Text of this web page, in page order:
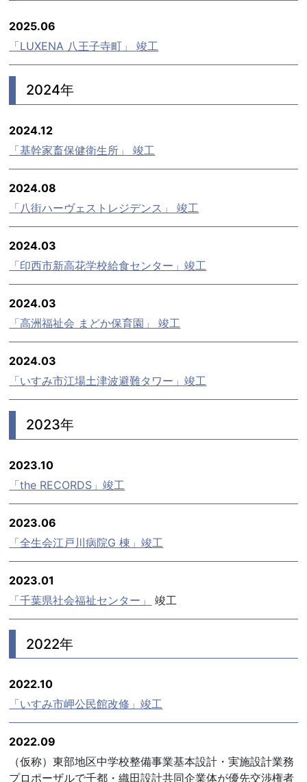
2025.06
「LUXENA 八王子寺町」 竣工
2024年
2024.12
「基幹家畜保健衛生所」 竣工
2024.08
「八街ハーヴェストレジデンス」 竣工
2024.03
「印西市新高花学校給食センター」竣工
2024.03
「高洲福祉会 まどか保育園」 竣工
2024.03
「いすみ市江場土津波避難タワー」竣工
2023年
2023.10
「the RECORDS」竣工
2023.06
「全生会江戸川病院G 棟」竣工
2023.01
「千葉県社会福祉センター」
竣工
2022年
2022.10
「いすみ市岬公民館改修」竣工
2022.09
（仮称）東部地区中学校整備事業基本設計・実施設計業務
プロポーザルで千都・織田設計共同企業体が優先交渉権者